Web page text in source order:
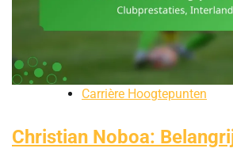
Carrière Hoogtepunten
Christian Noboa: